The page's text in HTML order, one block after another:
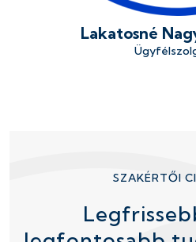
Lakatosné
SZAKÉRTŐI